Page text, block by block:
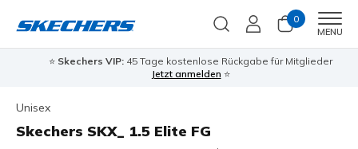
0
MENU
Skechers VIP:45 Tage kostenlose Rückgabe für Mitglieder
Jetzt anmelden⭐
Unisex
Skechers SKX_ 1.5 Elite FG